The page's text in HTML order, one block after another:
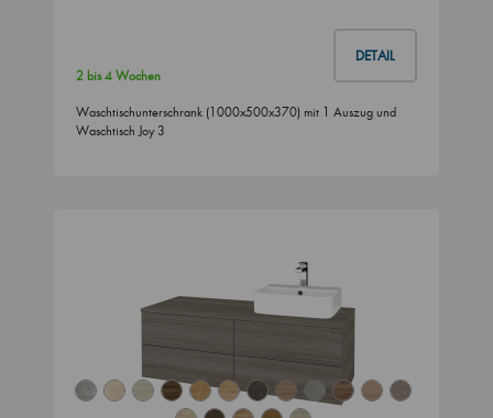
DETAIL
2 bis 4 Wochen
Waschtischunterschrank (1000x500x370) mit 1 Auszug und
Waschtisch Joy 3